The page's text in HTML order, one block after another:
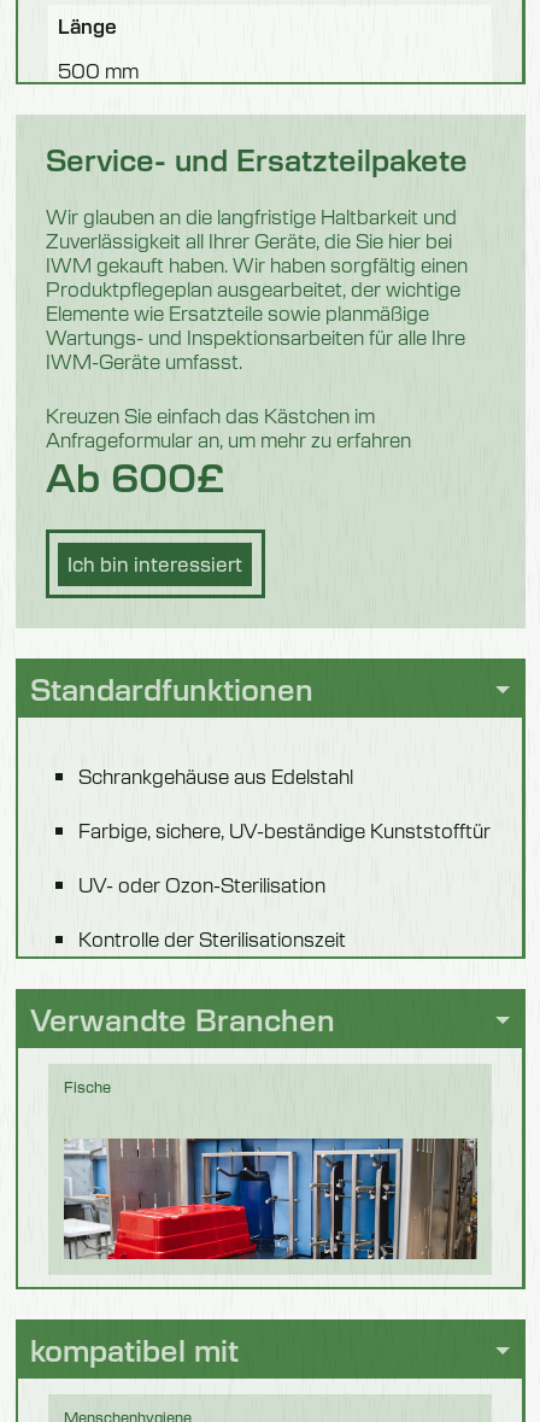
Länge
500 mm
Breite
300 mm
865 mm
Gewicht
19 kg
Anzahl der Handschuhe
18
Länge
500 mm
300 mm
Höhe
25 kg
Service- und Ersatzteilpakete
Wir glauben an die langfristige Haltbarkeit und
Zuverlässigkeit all Ihrer Geräte, die Sie hier bei
IWM gekauft haben. Wir haben sorgfältig einen
Produktpflegeplan ausgearbeitet, der wichtige
Elemente wie Ersatzteile sowie planmäßige
Wartungs- und Inspektionsarbeiten für alle Ihre
IWM-Geräte umfasst.
Kreuzen Sie einfach das Kästchen im
Anfrageformular an, um mehr zu erfahren
Ab 600£
Ich bin interessiert
Standardfunktionen
Schrankgehäuse aus Edelstahl
Farbige, sichere, UV-beständige Kunststofftür
UV- oder Ozon-Sterilisation
Kontrolle der Sterilisationszeit
Automatische Sterilisationsabschaltung
Spannung: 230 V
Verwandte Branchen
Fische
Lebensmitteln
kompatibel mit
Menschenhygiene